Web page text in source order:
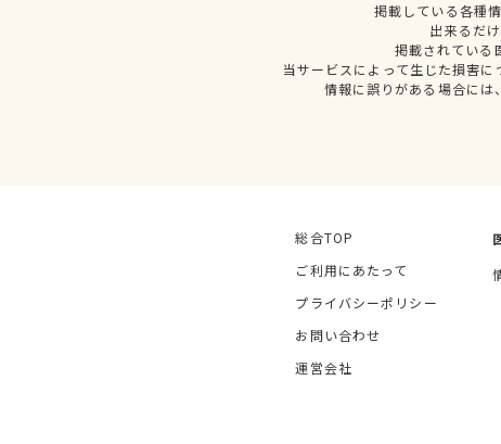
掲載している各種
出来るだ
掲載されている
当サービスによって生じた損害
情報に誤りがある場合に
総合TOP
ご利用にあたって
プライバシーポリシー
お問い合わせ
運営会社